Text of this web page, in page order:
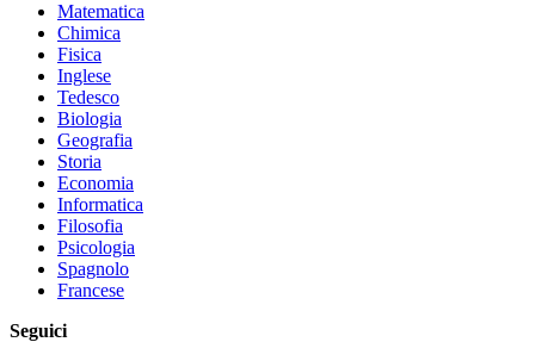
Matematica
Chimica
Fisica
Inglese
Tedesco
Biologia
Geografia
Storia
Economia
Informatica
Filosofia
Psicologia
Spagnolo
Francese
Seguici